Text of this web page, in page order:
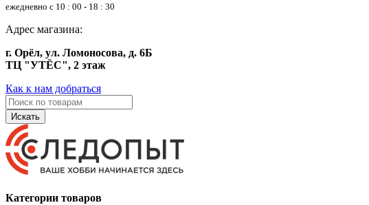
ежедневно с 10 : 00 - 18 : 30
Адрес магазина:
г. Орёл, ул. Ломоносова, д. 6Б
ТЦ "УТЁС", 2 этаж
Как к нам добраться
Искать
Категории товаров